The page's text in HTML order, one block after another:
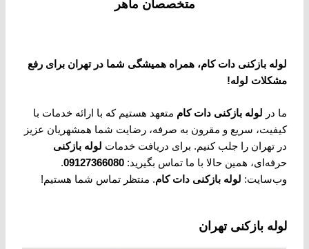
متخصصان ماهر
لوله بازکنی دات کام، همراه همیشگی شما در تهران برای رفع
مشکلات لوله!
ما در لوله بازکنی دات کام متعهد هستیم که با ارائه خدمات با
کیفیت، سریع و مقرون به صرفه، رضایت شما همشهریان عزیز
در تهران را جلب کنیم. برای دریافت خدمات لوله بازکنی
حرفه‌ای، همین حالا با ما تماس بگیرید:09127366080
.
وب‌سایت: لوله بازکنی دات کام. منتظر تماس شما هستیم!
لوله بازکنی تهران